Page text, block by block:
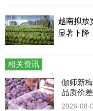
越南拟放
显著下降
相关资讯
伽师新梅8月
品质价差
2026-08-